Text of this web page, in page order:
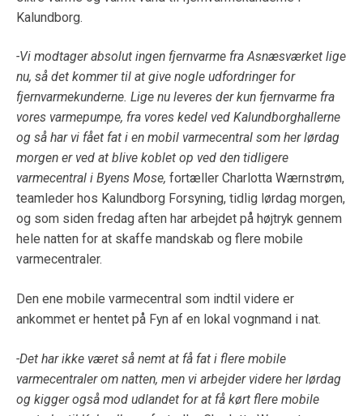
Kalundborg.
-Vi modtager absolut ingen fjernvarme fra Asnæsværket lige
nu, så det kommer til at give nogle udfordringer for
fjernvarmekunderne. Lige nu leveres der kun fjernvarme fra
vores varmepumpe, fra vores kedel ved Kalundborghallerne
og så har vi fået fat i en mobil varmecentral som her lørdag
morgen er ved at blive koblet op ved den tidligere
varmecentral i Byens Mose, fortæller Charlotta Wærnstrøm,
teamleder hos Kalundborg Forsyning, tidlig lørdag morgen,
og som siden fredag aften har arbejdet på højtryk gennem
hele natten for at skaffe mandskab og flere mobile
varmecentraler.
Den ene mobile varmecentral som indtil videre er
ankommet er hentet på Fyn af en lokal vognmand i nat.
-Det har ikke været så nemt at få fat i flere mobile
varmecentraler om natten, men vi arbejder videre her lørdag
og kigger også mod udlandet for at få kørt flere mobile